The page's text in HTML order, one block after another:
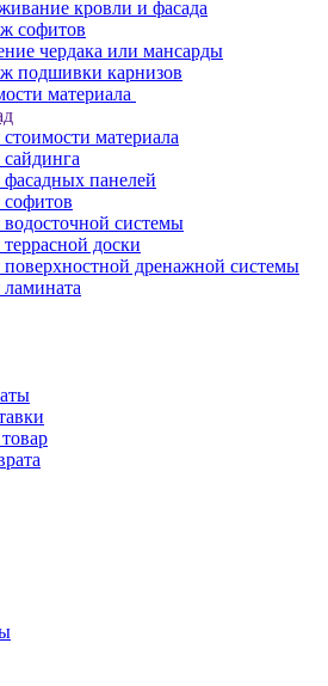
кровли и фасада
софитов
чердака или мансарды
подшивки карнизов
материала
стоимости материала
сайдинга
фасадных панелей
софитов
водосточной системы
террасной доски
поверхностной дренажной системы
ламината